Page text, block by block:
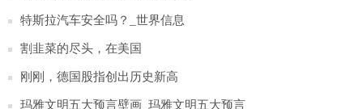
特斯拉汽车安全吗？_世界信息
割韭菜的尽头，在美国
刚刚，德国股指创出历史新高
玛雅文明五大预言壁画_玛雅文明五大预言